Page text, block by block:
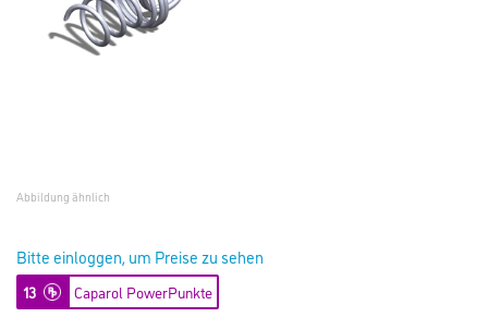
Abbildung ähnlich
Bitte einloggen, um Preise zu sehen
13 Caparol PowerPunkte